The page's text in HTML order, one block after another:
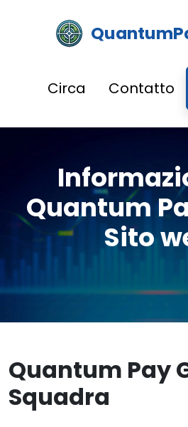
Circa Contatto
Quantum
Sito
Quantum Pay
Squadra